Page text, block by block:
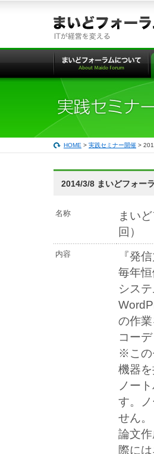
文
へ
の
リ
ン
ク
HOME > 実践セミナー開催 >
2014/3/8 まいどフォー
名称
まい
回）
内容
『発
毎年
シス
の作
コー
※この
機器
ノー
す。
せん。
論文
際に